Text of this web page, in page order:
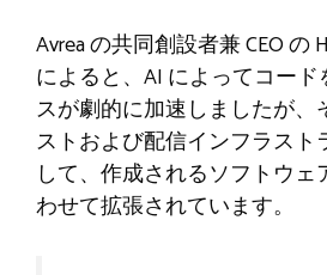
Avrea の共同創設者兼 CEO の
によると、AI によってコー
スが劇的に加速しましたが、
ストおよび配信インフラスト
して、作成されるソフトウ
わせて拡張されています。